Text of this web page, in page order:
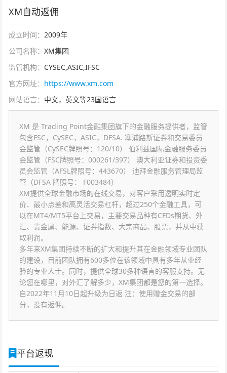
XM自动返佣
成立时间： 2009年
公司名称： XM集团
监管机构： CYSEC,ASIC,IFSC
官方网址： https://www.xm.com
网站语言： 中文，英文等23国语言
XM 是 Trading Point金融集团旗下的金融服务提供者，监管
包含FSC，CySEC，ASIC，DFSA. 塞浦路斯证券和交易委员
会监管（CySEC牌照号：120/10） 伯利兹国际金融服务委员
会监管（FSC牌照号：000261/397） 澳大利亚证券和投资委
员会监管（AFSL牌照号：443670） 迪拜金融服务管理局监
管（DFSA 牌照号： F003484）
XM提供全球金融市场的在线交易，对客户采用透明实时定
价、最小点差和高灵活交易杠杆，超过250个金融工具，可
以在MT4/MT5平台上交易，主要交易品种有CFDs期货、外
汇、贵金属、能源、证券指数、大宗商品、股票，并从中获
取利润。
多年来XM集团持续不断的扩大和提升其在金融领域专业团队
的建设，目前团队拥有600多位在该领域中具有多年从业经
验的专业人士。同时，提供全球30多种语言的客服支持。无
论您在哪里，对外汇了解多少，XM集团都是您的第一选择。
自2022年11月10日起升级为日返 注：使用赠金交易的部
分，没有返佣。
平台返现